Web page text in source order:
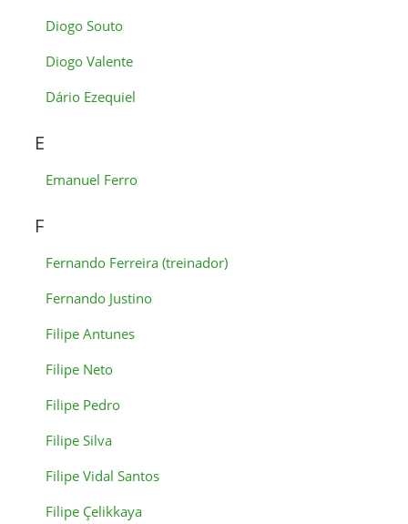
Diogo Souto
Diogo Valente
Dário Ezequiel
E
Emanuel Ferro
F
Fernando Ferreira (treinador)
Fernando Justino
Filipe Antunes
Filipe Neto
Filipe Pedro
Filipe Silva
Filipe Vidal Santos
Filipe Çelikkaya